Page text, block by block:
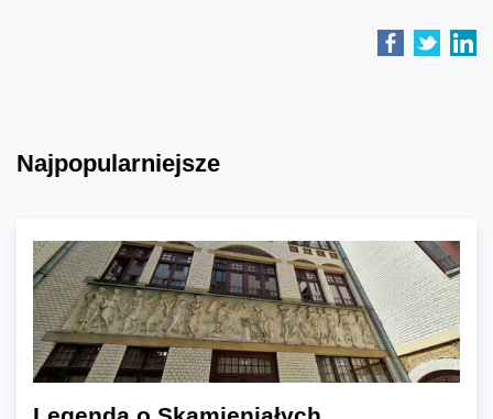
Najpopularniejsze